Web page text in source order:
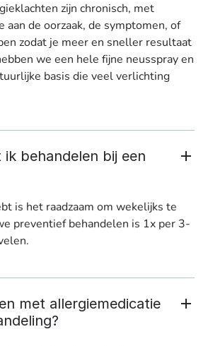
zijn chronisch, met
aan de oorzaak, de symptomen, of
zodat je meer en sneller resultaat
we een hele fijne neusspray en
basis die veel verlichting
ik behandelen bij een
is het raadzaam om wekelijks te
preventief behandelen is 1x per 3-
met allergiemedicatie